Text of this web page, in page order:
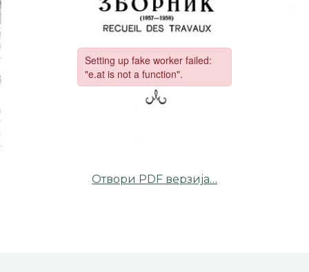
Отвори PDF верзија…